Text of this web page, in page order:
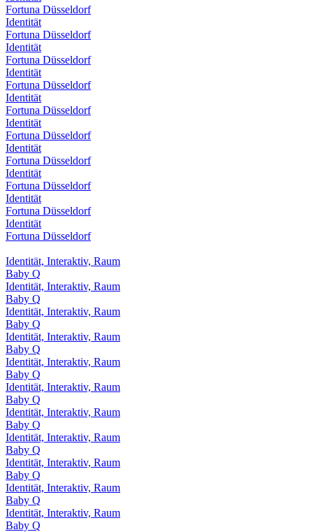
Fortuna Düsseldorf
Identität
Fortuna Düsseldorf
Identität
Fortuna Düsseldorf
Identität
Fortuna Düsseldorf
Identität
Fortuna Düsseldorf
Identität
Fortuna Düsseldorf
Identität
Fortuna Düsseldorf
Identität
Fortuna Düsseldorf
Identität
Fortuna Düsseldorf
Identität
Fortuna Düsseldorf
Identität, Interaktiv, Raum
Baby Q
Identität, Interaktiv, Raum
Baby Q
Identität, Interaktiv, Raum
Baby Q
Identität, Interaktiv, Raum
Baby Q
Identität, Interaktiv, Raum
Baby Q
Identität, Interaktiv, Raum
Baby Q
Identität, Interaktiv, Raum
Baby Q
Identität, Interaktiv, Raum
Baby Q
Identität, Interaktiv, Raum
Baby Q
Identität, Interaktiv, Raum
Baby Q
Identität, Interaktiv, Raum
Baby Q